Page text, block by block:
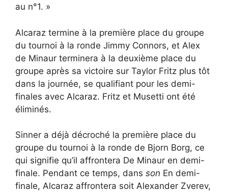
au n°1. »
Alcaraz termine à la première place du groupe
du tournoi à la ronde Jimmy Connors, et Alex
de Minaur terminera à la deuxième place du
groupe après sa victoire sur Taylor Fritz plus tôt
dans la journée, se qualifiant pour les demi-
finales avec Alcaraz. Fritz et Musetti ont été
éliminés.
Sinner a déjà décroché la première place du
groupe du tournoi à la ronde de Bjorn Borg, ce
qui signifie qu’il affrontera De Minaur en demi-
finale. Pendant ce temps, dans son En demi-
finale, Alcaraz affrontera soit Alexander Zverev,